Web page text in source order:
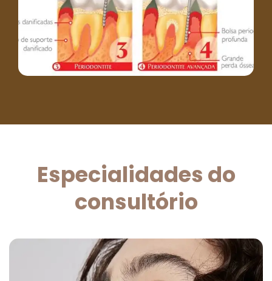
Especialidades do
consultório